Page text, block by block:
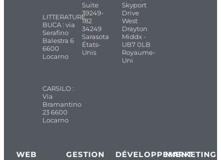
LITTERATURE
BUCA : via
Serafino
Balestra 6
6600
Locarno
CARSILO :
Via
Bramantino
23 6600
Locarno
Suite
39249-
182
34249
Sarasota
États-
Unis
Skyport
Drive
West
Drayton
Middx -
UB7 0LB
Royaume-
Uni
WEB GESTION
DÉVELOPPEMENT
MARKETING